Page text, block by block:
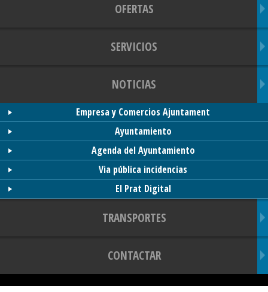
OFERTAS
SERVICIOS
NOTICIAS
Empresa y Comercios Ajuntament
Ayuntamiento
Agenda del Ayuntamiento
Via pública incidencias
El Prat Digital
TRANSPORTES
CONTACTAR